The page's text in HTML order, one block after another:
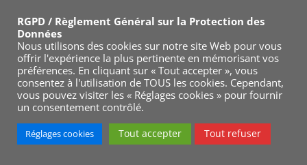
RGPD / Règlement Général sur la Protection des
Données
Nous utilisons des cookies sur notre site Web pour vous
offrir l'expérience la plus pertinente en mémorisant vos
préférences. En cliquant sur « Tout accepter », vous
consentez à l'utilisation de TOUS les cookies. Cependant,
vous pouvez visiter les « Réglages cookies » pour fournir
un consentement contrôlé.
Réglages cookies Tout accepter Tout refuser